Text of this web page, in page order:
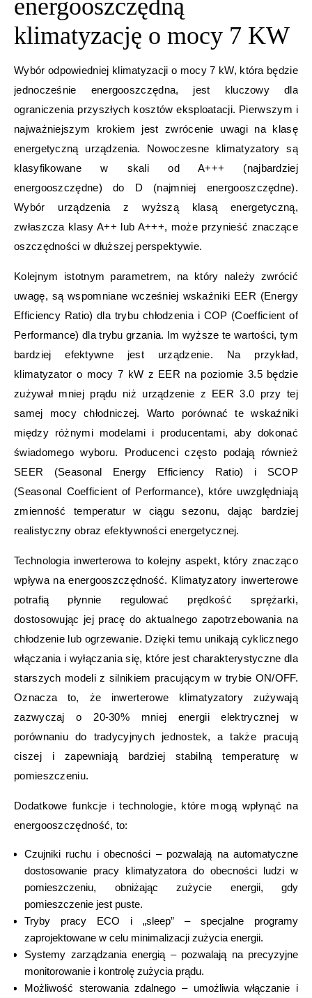
energooszczędną
klimatyzację o mocy 7 KW
Wybór odpowiedniej klimatyzacji o mocy 7 kW, która będzie
jednocześnie energooszczędna, jest kluczowy dla
ograniczenia przyszłych kosztów eksploatacji. Pierwszym i
najważniejszym krokiem jest zwrócenie uwagi na klasę
energetyczną urządzenia. Nowoczesne klimatyzatory są
klasyfikowane w skali od A+++ (najbardziej
energooszczędne) do D (najmniej energooszczędne).
Wybór urządzenia z wyższą klasą energetyczną,
zwłaszcza klasy A++ lub A+++, może przynieść znaczące
oszczędności w dłuższej perspektywie.
Kolejnym istotnym parametrem, na który należy zwrócić
uwagę, są wspomniane wcześniej wskaźniki EER (Energy
Efficiency Ratio) dla trybu chłodzenia i COP (Coefficient of
Performance) dla trybu grzania. Im wyższe te wartości, tym
bardziej efektywne jest urządzenie. Na przykład,
klimatyzator o mocy 7 kW z EER na poziomie 3.5 będzie
zużywał mniej prądu niż urządzenie z EER 3.0 przy tej
samej mocy chłodniczej. Warto porównać te wskaźniki
między różnymi modelami i producentami, aby dokonać
świadomego wyboru. Producenci często podają również
SEER (Seasonal Energy Efficiency Ratio) i SCOP
(Seasonal Coefficient of Performance), które uwzględniają
zmienność temperatur w ciągu sezonu, dając bardziej
realistyczny obraz efektywności energetycznej.
Technologia inwerterowa to kolejny aspekt, który znacząco
wpływa na energooszczędność. Klimatyzatory inwerterowe
potrafią płynnie regulować prędkość sprężarki,
dostosowując jej pracę do aktualnego zapotrzebowania na
chłodzenie lub ogrzewanie. Dzięki temu unikają cyklicznego
włączania i wyłączania się, które jest charakterystyczne dla
starszych modeli z silnikiem pracującym w trybie ON/OFF.
Oznacza to, że inwerterowe klimatyzatory zużywają
zazwyczaj o 20-30% mniej energii elektrycznej w
porównaniu do tradycyjnych jednostek, a także pracują
ciszej i zapewniają bardziej stabilną temperaturę w
pomieszczeniu.
Dodatkowe funkcje i technologie, które mogą wpłynąć na
energooszczędność, to:
Czujniki ruchu i obecności – pozwalają na automatyczne
dostosowanie pracy klimatyzatora do obecności ludzi w
pomieszczeniu, obniżając zużycie energii, gdy
pomieszczenie jest puste.
Tryby pracy ECO i „sleep” – specjalne programy
zaprojektowane w celu minimalizacji zużycia energii.
Systemy zarządzania energią – pozwalają na precyzyjne
monitorowanie i kontrolę zużycia prądu.
Możliwość sterowania zdalnego – umożliwia włączanie i